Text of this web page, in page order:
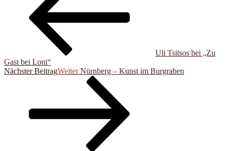
Uli Tsitsos bei „Zu
Gast bei Loni“
Nächster BeitragWeiter Nürnberg – Kunst im Burgraben